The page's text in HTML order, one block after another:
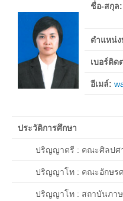
อาจารย์
บุคลากรสายสนับสนุน
รายงานประจำปี
รายงานประจำปี 2558
รายงานประจำปี 2559
หลักสูตร
หลักสูตรปริญญาตรี
ชื่อ-สกุล:
ตำแหน่ง
เบอร์ติด
อีเมล์:
ประวัติการศึกษา
ปริญญาตรี : คณะศิลปศ
ปริญญาโท : คณะอักษร
ปริญญาโท : สถาบันภา